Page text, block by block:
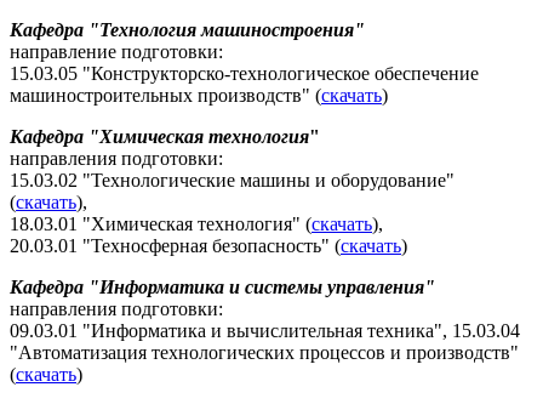
Кафедра "Технология машиностроения"
направление подготовки:
15.03.05 "Конструкторско-технологическое обеспечение
машиностроительных производств" (скачать)
Кафедра "Химическая технология"
направления подготовки:
15.03.02 "Технологические машины и оборудование"
(скачать),
18.03.01 "Химическая технология" (скачать),
20.03.01 "Техносферная безопасность" (скачать)
Кафедра "Информатика и системы управления"
направления подготовки:
09.03.01 "Информатика и вычислительная техника", 15.03.04
"Автоматизация технологических процессов и производств"
(скачать)